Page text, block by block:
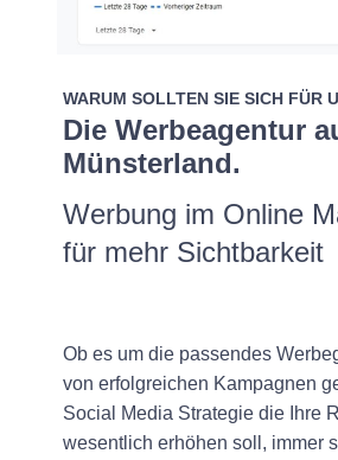
WARUM SOLLTEN SIE SICH FÜR
Die Werbeagentur
Münsterland.
Werbung im Online
für mehr Sichtbarkeit
Ob es um die passendes
von erfolgreichen Kampagnen
Social Media Strategie die Ihre
wesentlich erhöhen soll, immer